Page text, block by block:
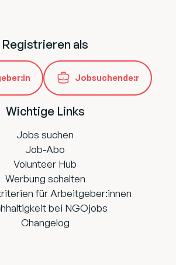
Registrieren als
Jobsuchende:r
Wichtige Links
Jobs suchen
Job-Abo
Volunteer Hub
Werbung schalten
für Arbeitgeber:innen
bei NGOjobs
Changelog